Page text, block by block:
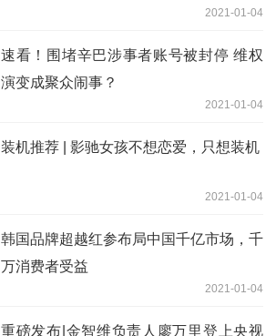
2021-01-04
速看！围堵辛巴涉事者账号被封停 维权
演变成聚众闹事？
2021-01-04
装机推荐 | 影驰女孩不想恋爱，只想装机
2021-01-04
韩国品牌超越红参布局中国千亿市场，千
万消费者受益
2021-01-04
重磅发布|金智维负责人廖万里登上央视